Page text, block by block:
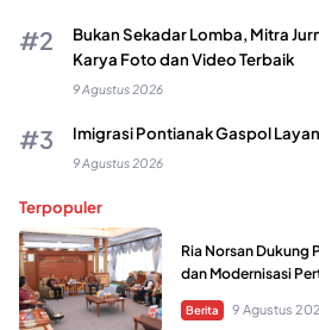
Bukan Sekadar Lomba, Mitra
Karya Foto dan Video Terbaik
9 Agustus 2026
Imigrasi Pontianak Gaspol
9 Agustus 2026
Terpopuler
Ria Norsan Dukung
dan Modernisasi
Berita 9 Agustus